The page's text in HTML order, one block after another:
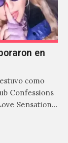
en
como
Confessions
Sensation",